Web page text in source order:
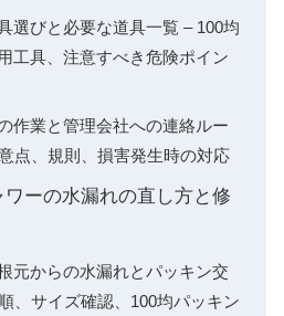
選びと必要な道具一覧 – 100均
工具、注意すべき危険ポイン
作業と管理会社への連絡ルー
点、規則、損害発生時の対応
ーの水漏れの直し方と修
元からの水漏れとパッキン交
、サイズ確認、100均パッキン